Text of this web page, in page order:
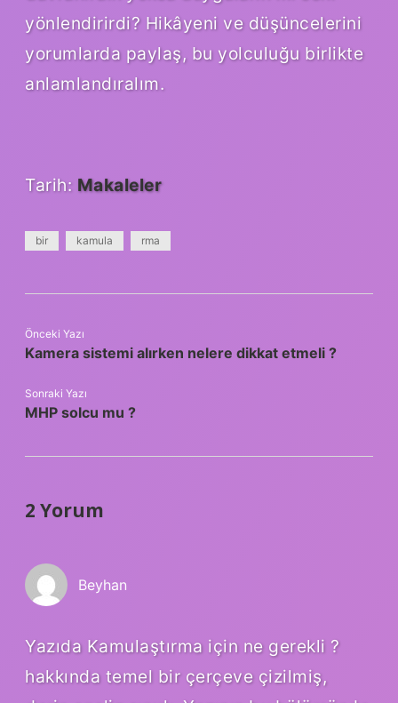
yönlendirirdi? Hikâyeni ve düşüncelerini
yorumlarda paylaş, bu yolculuğu birlikte
anlamlandıralım.
Tarih: Makaleler
bir kamula rma
Önceki Yazı
Kamera sistemi alırken nelere dikkat etmeli ?
Sonraki Yazı
MHP solcu mu ?
2 Yorum
Beyhan
Yazıda Kamulaştırma için ne gerekli ?
hakkında temel bir çerçeve çizilmiş,